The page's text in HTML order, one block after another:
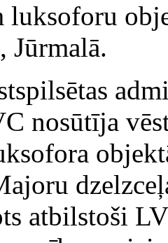
Jūrmalā.
nosūtīja
atbilstoši